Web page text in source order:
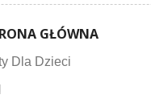
GŁÓWNA
Dla Dzieci